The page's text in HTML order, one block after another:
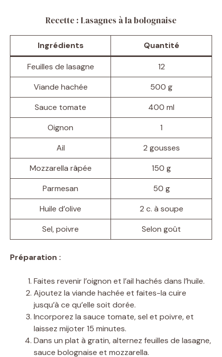
Recette : Lasagnes à la bolognaise
Ingrédients Quantité
Feuilles de lasagne
12
Viande hachée
500 g
Sauce tomate
400 ml
Oignon
1
Ail
2 gousses
Mozzarella râpée
150 g
Parmesan
50 g
Huile d’olive
2 c. à soupe
Sel, poivre
Selon goût
Préparation :
Faites revenir l’oignon et l’ail hachés dans l’huile.
Ajoutez la viande hachée et faites-la cuire
jusqu’à ce qu’elle soit dorée.
Incorporez la sauce tomate, sel et poivre, et
laissez mijoter 15 minutes.
Dans un plat à gratin, alternez feuilles de lasagne,
sauce bolognaise et mozzarella.